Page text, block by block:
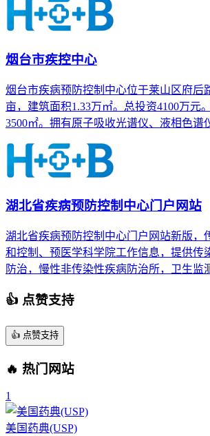
烟台市疾控中心
烟台市疾病预防控制中心位于莱山区府后
亩，建筑面积1.33万㎡。总投资4100万元
3500㎡。拥有原子吸收光谱仪、液相色谱
湖北省疾病预防控制中心门户网站
湖北省疾病预防控制中心门户网站新版，
和控制、预医学科学院工作信息，提供传
防治，慢性非传染性疾病防治所，卫生监
👍 点赞支持
👍 点赞支持
🔥 热门网站
1
美国药典(USP)